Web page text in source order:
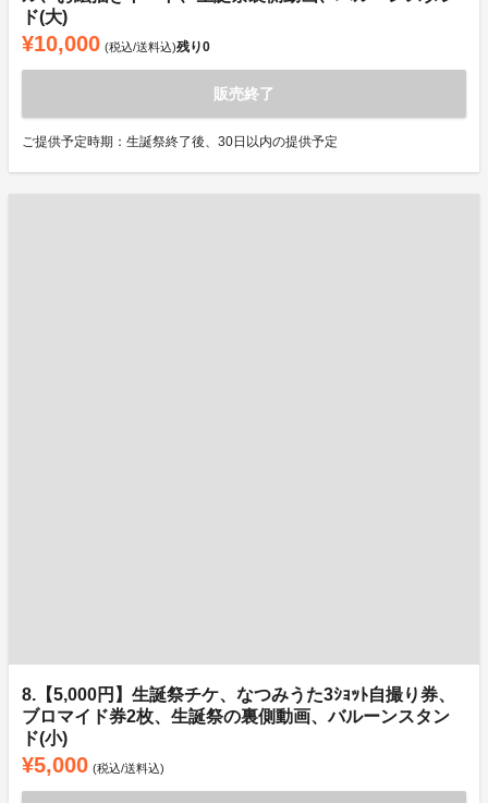
ド(大)
¥10,000 (税込/送料込)残り0
販売終了
ご提供予定時期：生誕祭終了後、30日以内の提供予定
8.【5,000円】生誕祭チケ、なつみうた3ｼｮｯﾄ自撮り券、
ブロマイド券2枚、生誕祭の裏側動画、バルーンスタン
ド(小)
¥5,000 (税込/送料込)